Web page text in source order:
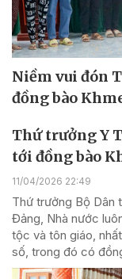
Niềm vui đón
đồng bào
Thứ trưởng Y
tới đồng bào
11/04/2026 22:49
Thứ trưởng Bộ Dân
Đảng, Nhà nước
tộc và tôn giáo,
số, trong đó có